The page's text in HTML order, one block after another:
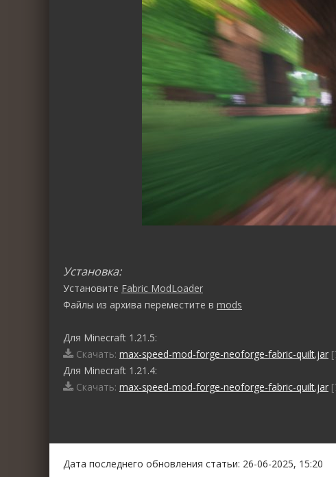
Установка:
Установите Fabric ModLoader
Файлы из архива переместите в mods
Для Minecraft 1.21.5:
Скачать: max-speed-mod-forge-neoforge-fabric-quilt.jar
Для Minecraft 1.21.4:
Скачать: max-speed-mod-forge-neoforge-fabric-quilt.jar
Дата последнего обновления статьи: 26-06-2025, 15:20